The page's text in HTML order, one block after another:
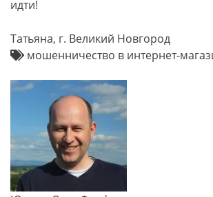
идти!
Татьяна, г. Великий Новгород
мошенничество в интернет-